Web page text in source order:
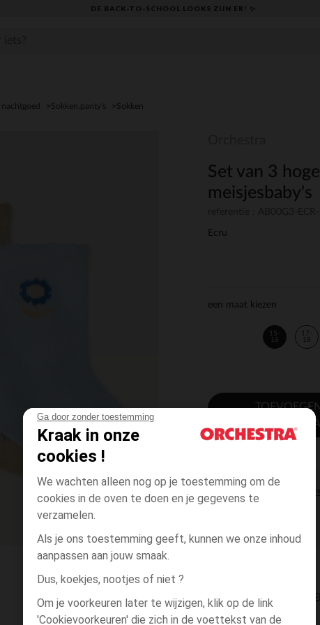
Ga door zonder toestemming
Kraak in onze
cookies !
We wachten alleen nog op je toestemming om de
cookies in de oven te doen en je gegevens te
verzamelen.
Als je ons toestemming geeft, kunnen we onze inhoud
aanpassen aan jouw smaak.
Dus, koekjes, nootjes of niet ?
Om je voorkeuren later te wijzigen, klik op de link
'Cookievoorkeuren' die zich in de voettekst van de
DE BACK-TO-SCHOOL LOOKS ZIJN ER! ✨
Sokken,panty's Sokken
Set van 3
meisjesbaby's
Ecru
een maat kiezen
15-
16
17-
18
DIRECTE
BESCHIKBAARE